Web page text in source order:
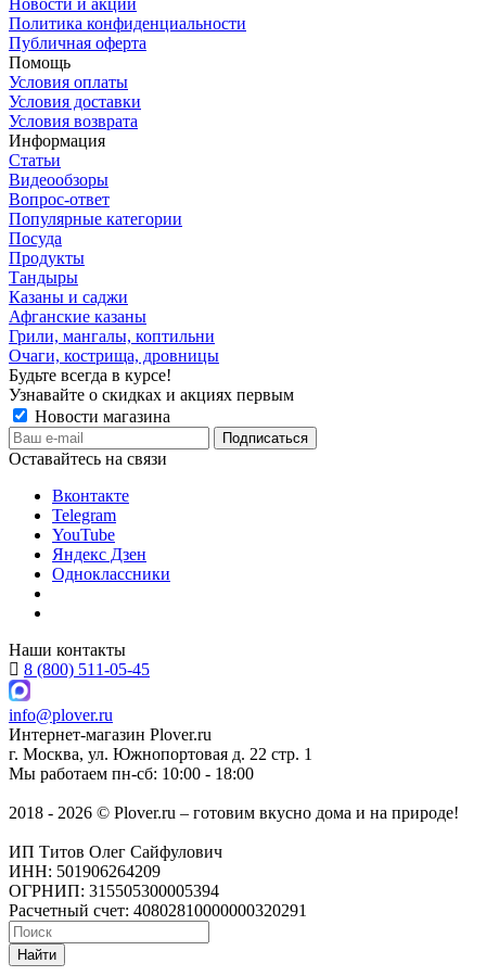
Политика конфиденциальности
Публичная оферта
Помощь
Условия оплаты
Условия доставки
Условия возврата
Информация
Статьи
Видеообзоры
Вопрос-ответ
Популярные категории
Посуда
Продукты
Тандыры
Казаны и саджи
Афганские казаны
Грили, мангалы, коптильни
Очаги, кострища, дровницы
Будьте всегда в курсе!
Узнавайте о скидках и акциях первым
Новости магазина
Оставайтесь на связи
Вконтакте
Telegram
YouTube
Яндекс Дзен
Одноклассники
Наши контакты
8 (800) 511-05-45
info@plover.ru
Интернет-магазин Plover.ru
г. Москва, ул. Южнопортовая д. 22 стр. 1
Мы работаем пн-сб: 10:00 - 18:00
2018 - 2026 © Plover.ru – готовим вкусно дома и на природе!
ИП Титов Олег Сайфулович
ИНН: 501906264209
ОГРНИП: 315505300005394
Расчетный счет: 40802810000000320291
Найти